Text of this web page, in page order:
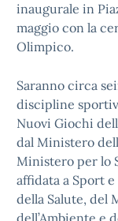
inaugurale in
maggio con la
Olimpico.
Saranno circa
discipline
Nuovi Giochi
dal Ministero
Ministero per lo
affidata a Sport
della Salute, del
dell’Ambiente e